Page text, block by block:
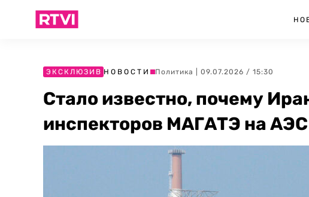
ЭКСКЛЮЗИВ НОВОСТИ Политика | 09.07.2026 / 15:30
Стало известно, почему
инспекторов МАГАТЭ на